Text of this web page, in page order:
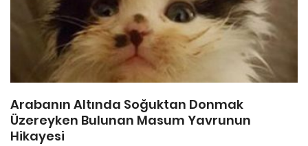
Arabanın Altında Soğuktan Donmak
Üzereyken Bulunan Masum Yavrunun
Hikayesi